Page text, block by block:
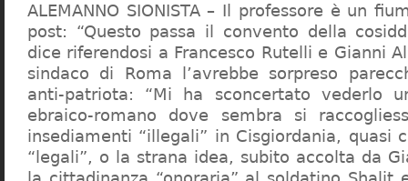
ALEMANNO SIONISTA – Il professore è un
post: “Questo passa il convento della
dice riferendosi a Francesco Rutelli e Gianni
sindaco di Roma l’avrebbe sorpreso
anti-patriota: “Mi ha sconcertato vederlo
ebraico-romano dove sembra si
insediamenti “illegali” in Cisgiordania, quasi
“legali”, o la strana idea, subito accolta da